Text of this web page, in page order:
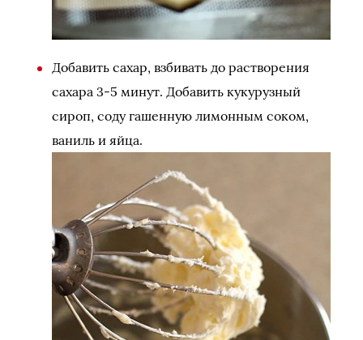
Добавить сахар, взбивать до растворения
сахара 3-5 минут. Добавить кукурузный
сироп, соду гашенную лимонным соком,
ваниль и яйца.